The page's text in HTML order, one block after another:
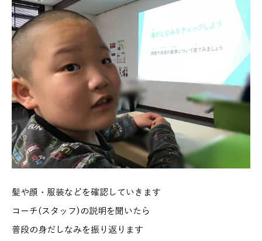
髪や顔・服装などを確認していきます
コーチ(スタッフ)の説明を聞いたら
普段の身だしなみを振り返ります